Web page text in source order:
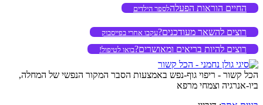
החיים הוראות הפעלהלספר הילדים
רוצים להשאר מעודכנים?עקבו אחרי בפייסבוק
רוצים להיות בריאים ומאושרים?בואו לטיפול!
הכל קשור - ריפוי גוף-נפש באמצעות הסבר המקור הנפשי של המחלה,
ביו-אנרגיה וצמחי מרפא